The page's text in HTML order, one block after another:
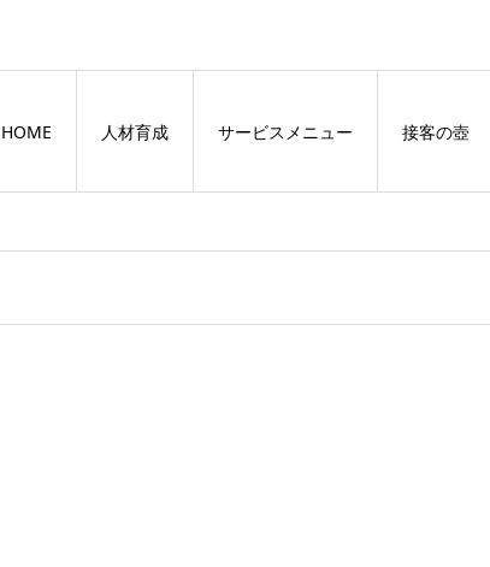
HOME 人材育成 サービスメニュー 接客の壺